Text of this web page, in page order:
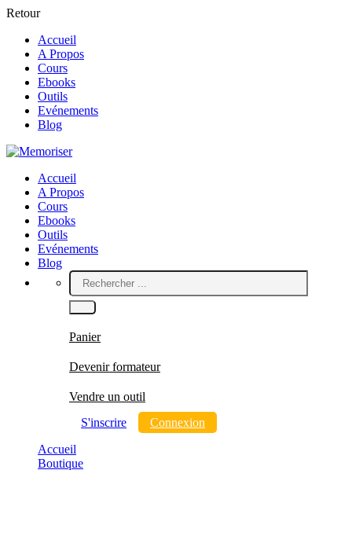
Retour
Accueil
A Propos
Cours
Ebooks
Outils
Evénements
Blog
Accueil
A Propos
Cours
Ebooks
Outils
Evénements
Blog
Panier
Devenir formateur
Vendre un outil
S'inscrire
Connexion
Accueil
Boutique